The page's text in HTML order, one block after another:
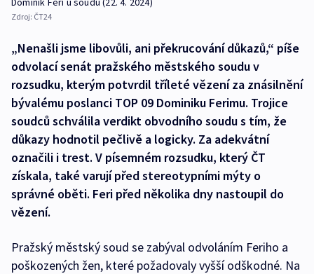
Zdroj: ČT24
„Nenašli jsme libovůli, ani překrucování důkazů,“ píše
odvolací senát pražského městského soudu v
rozsudku, kterým potvrdil tříleté vězení za znásilnění
bývalému poslanci TOP 09 Dominiku Ferimu. Trojice
soudců schválila verdikt obvodního soudu s tím, že
důkazy hodnotil pečlivě a logicky. Za adekvátní
označili i trest. V písemném rozsudku, který ČT
získala, také varují před stereotypními mýty o
správné oběti. Feri před několika dny nastoupil do
vězení.
Pražský městský soud se zabýval odvoláním Feriho a
poškozených žen, které požadovaly vyšší odškodné. Na